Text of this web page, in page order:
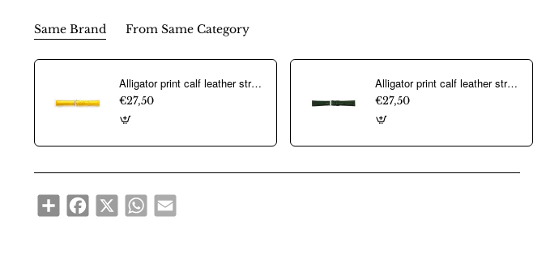
Same Brand From Same Category
Alligator print calf leather strap, mat. With strong case and buckle connection, stitched loop and stainless steel buckle. This strap has soft leather lining and is super flexible - 20311
€27,50
Alligator print calf leather strap, mat. With strong case and buckle connection, stitched loop and stainless steel buckle. This strap has soft leather lining and is super flexible - 20313
€27,50
ShareFacebook
X WhatsAppEmail